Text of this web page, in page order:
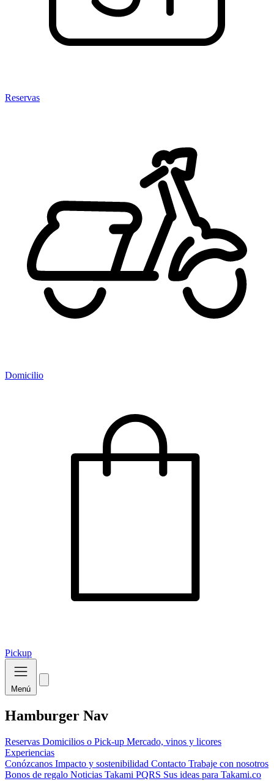
Reservas
Domicilio
Pickup
Menú
Hamburger Nav
Reservas Domicilios o Pick-up Mercado, vinos y licores
Experiencias
Conózcanos Impacto y sostenibilidad Contacto Trabaje con nosotros
Bonos de regalo Noticias Takami PQRS Sus ideas para Takami.co